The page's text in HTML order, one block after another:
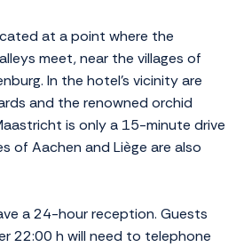
at a point where the
meet, near the villages of
In the hotel's vicinity are
and the renowned orchid
is only a 15-minute drive
of Aachen and Liège are also
a 24-hour reception. Guests
22:00 h will need to telephone